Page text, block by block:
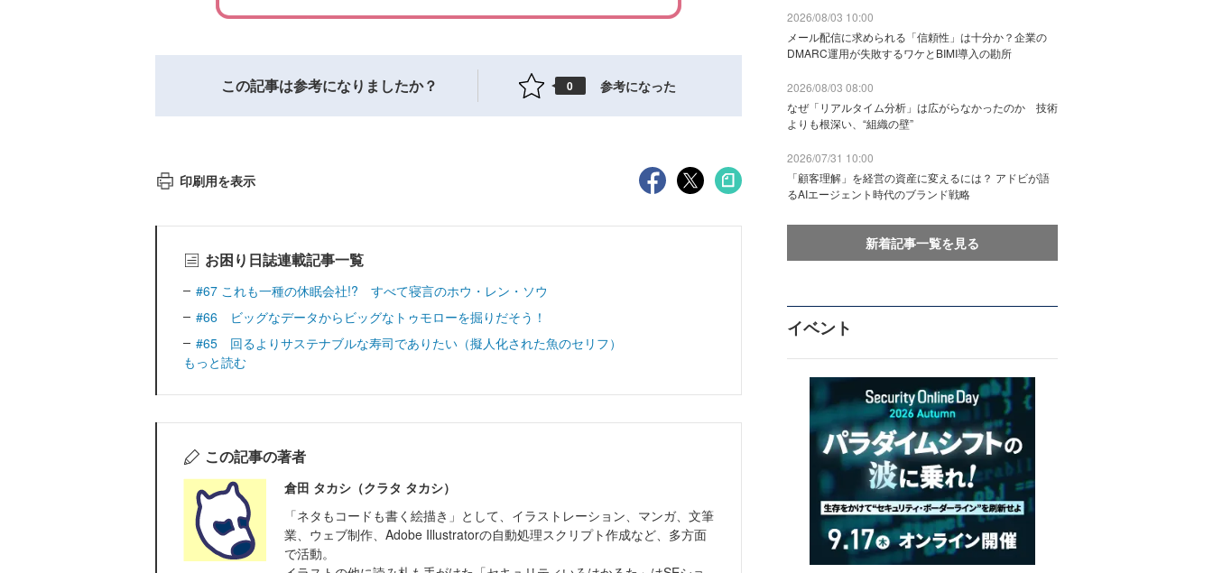
この記事は参考になりましたか？ 0 参考になった
印刷用を表示
お困り日誌連載記事一覧
#67 これも一種の休眠会社!? すべて寝言のホウ・レン・ソウ
#66 ビッグなデータからビッグなトゥモローを掘りだそう！
#65 回るよりサステナブルな寿司でありたい（擬人化された魚のセリフ）
もっと読む
この記事の著者
倉田 タカシ（クラタ タカシ）
「ネタもコードも書く絵描き」として、イラストレーション、マンガ、文筆
業、ウェブ制作、Adobe Illustratorの自動処理スクリプト作成など、多方面
で活動。
2026/08/03 10:00
メール配信に求められる「信頼性」は十分か？企業の
DMARC運用が失敗するワケとBIMI導入の勘所
2026/08/03 08:00
なぜ「リアルタイム分析」は広がらなかったのか 技術
よりも根深い、“組織の壁”
2026/07/31 10:00
「顧客理解」を経営の資産に変えるには？ アドビが語
るAIエージェント時代のブランド戦略
新着記事一覧を見る
イベント